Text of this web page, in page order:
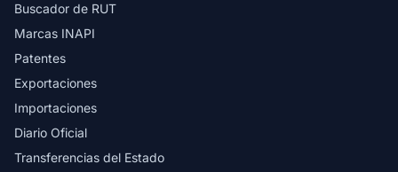
Buscador de RUT
Marcas INAPI
Patentes
Exportaciones
Importaciones
Diario Oficial
Transferencias del Estado